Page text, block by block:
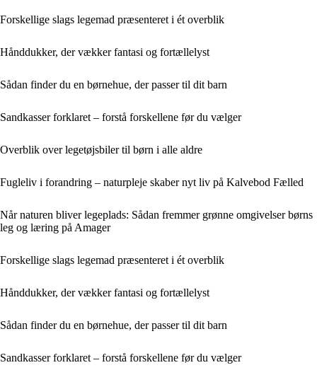
Forskellige slags legemad præsenteret i ét overblik
Hånddukker, der vækker fantasi og fortællelyst
Sådan finder du en børnehue, der passer til dit barn
Sandkasser forklaret – forstå forskellene før du vælger
Overblik over legetøjsbiler til børn i alle aldre
Fugleliv i forandring – naturpleje skaber nyt liv på Kalvebod Fælled
Når naturen bliver legeplads: Sådan fremmer grønne omgivelser børns
leg og læring på Amager
Forskellige slags legemad præsenteret i ét overblik
Hånddukker, der vækker fantasi og fortællelyst
Sådan finder du en børnehue, der passer til dit barn
Sandkasser forklaret – forstå forskellene før du vælger